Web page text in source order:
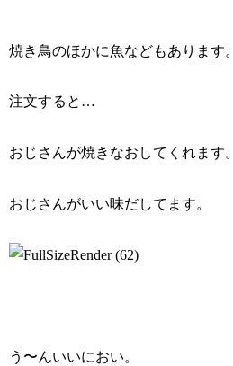
焼き鳥のほかに魚などもあります。
注文すると…
おじさんが焼きなおしてくれます。
おじさんがいい味だしてます。
う〜んいいにおい。